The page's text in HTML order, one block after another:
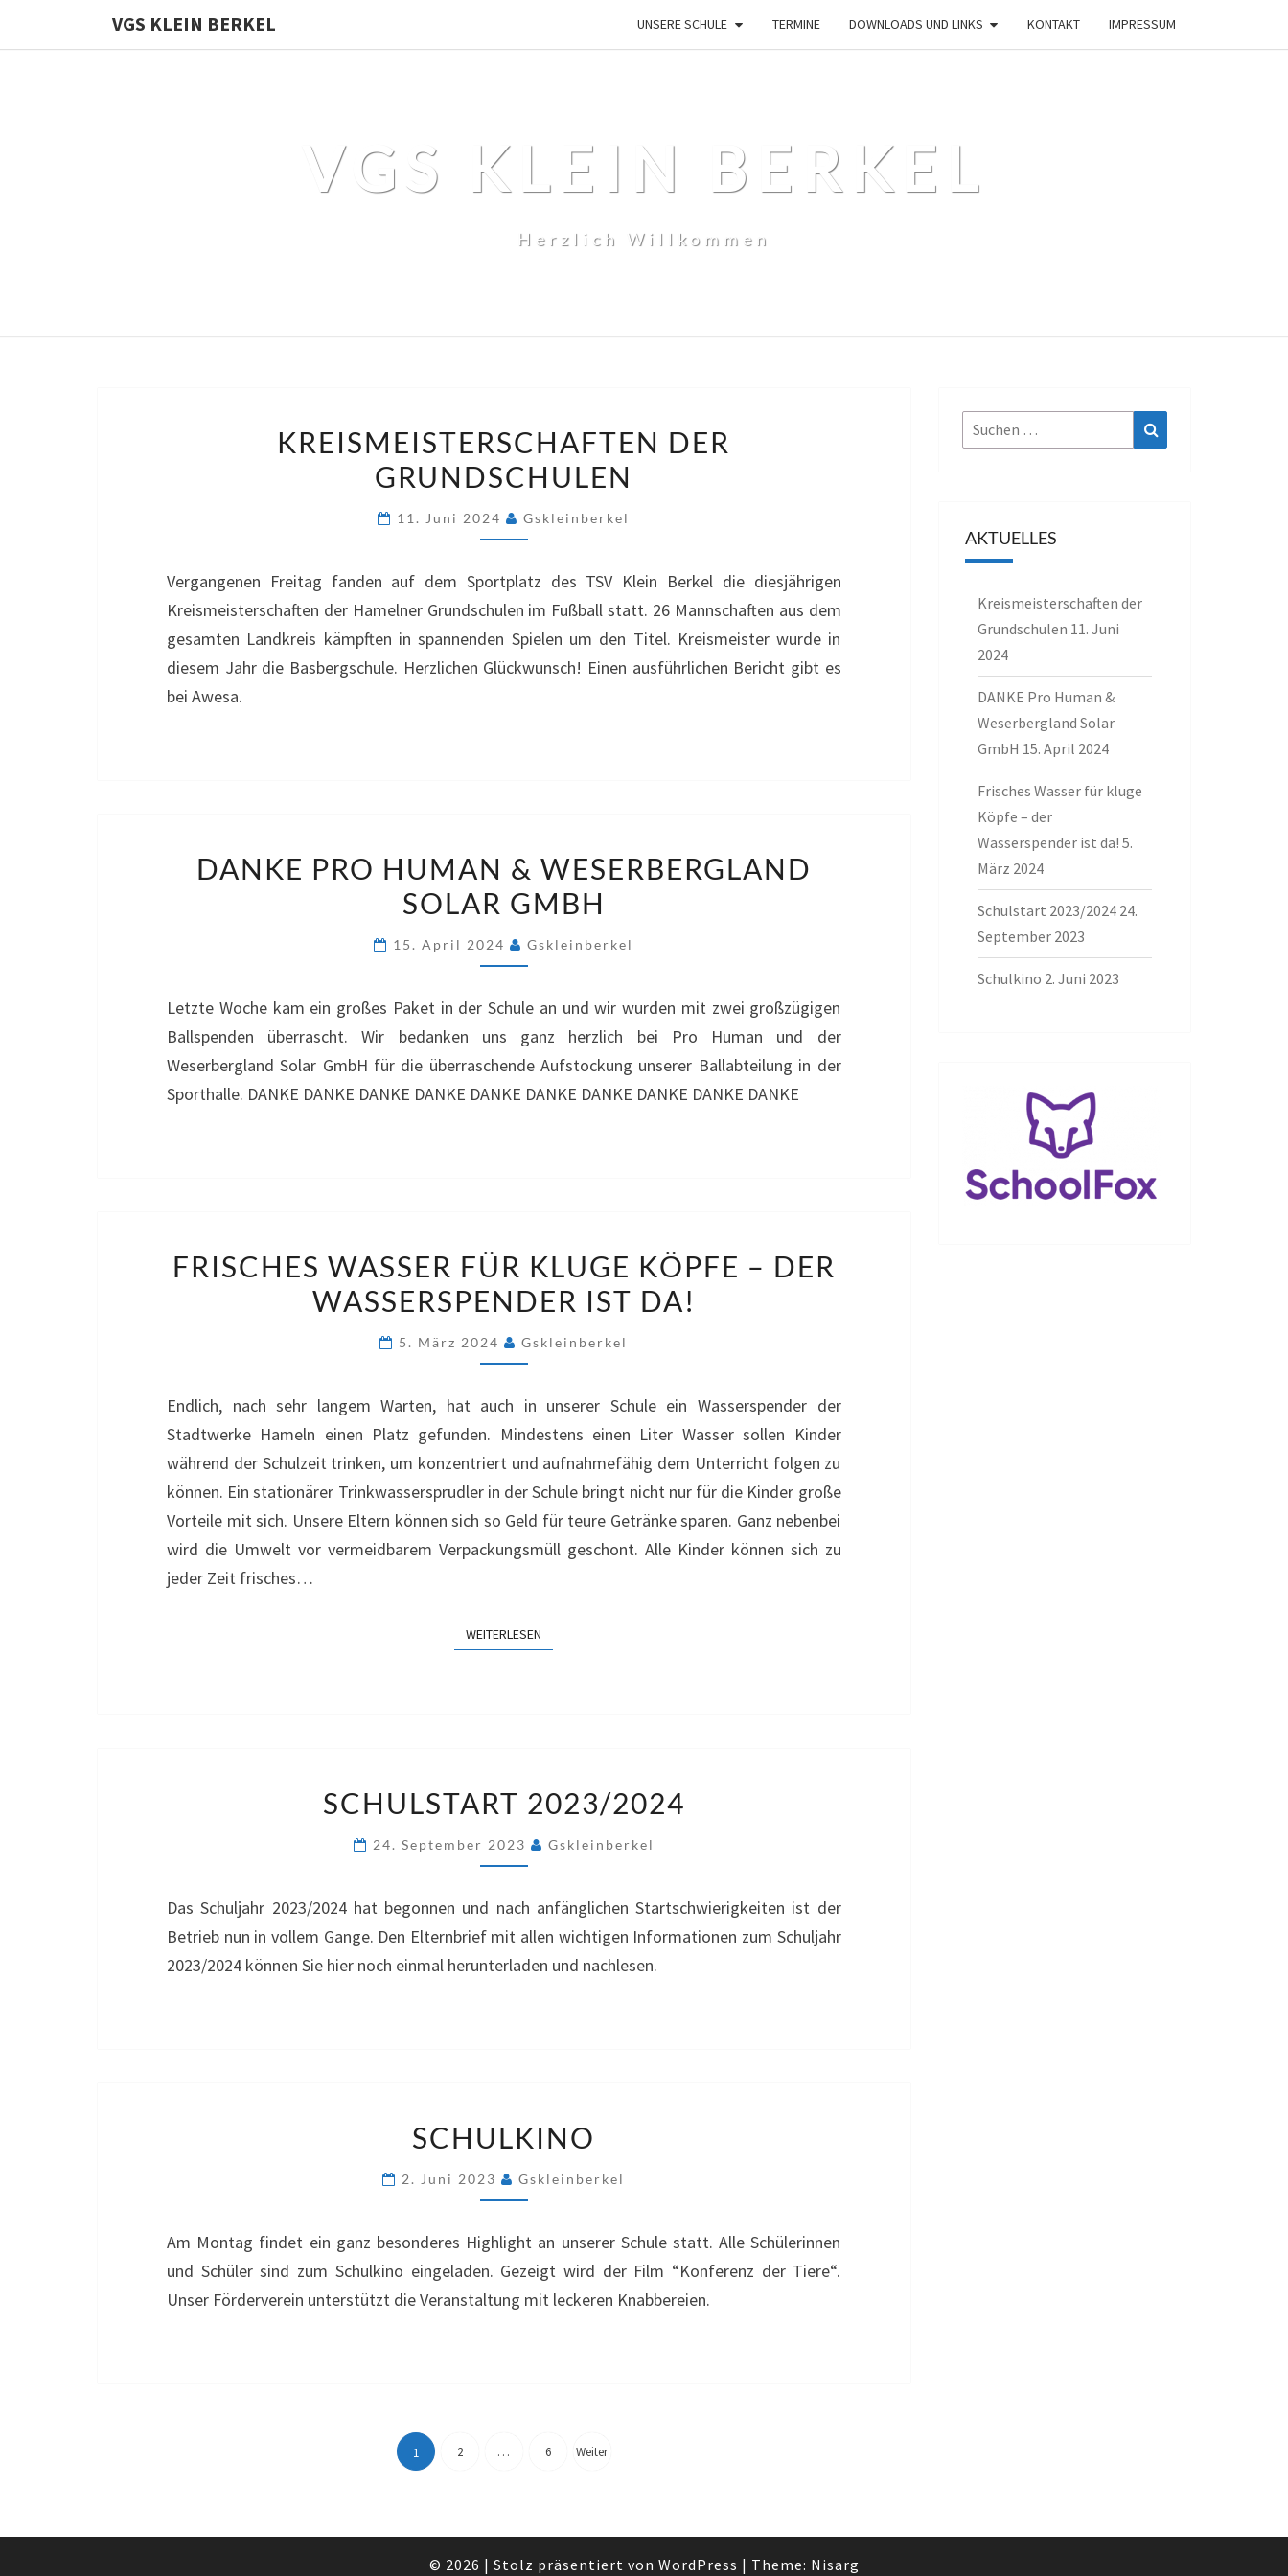
VGS KLEIN BERKEL UNSERE SCHULE TERMINE DOWNLOADS UND LINKS KONTAKT IMPRESSUM
VGS KLEIN BERKEL
Herzlich Willkommen
DER
GRUNDSCHULEN
KREISMEISTERSCHAFTEN DER
GRUNDSCHULEN
11. Juni 2024 Gskleinberkel
Vergangenen Freitag fanden auf dem Sportplatz des TSV Klein Berkel die diesjährigen
Kreismeisterschaften der Hamelner Grundschulen im Fußball statt. 26 Mannschaften aus dem
gesamten Landkreis kämpften in spannenden Spielen um den Titel. Kreismeister wurde in
diesem Jahr die Basbergschule. Herzlichen Glückwunsch! Einen ausführlichen Bericht gibt es
bei Awesa.
PRO
HUMAN
WESERBERGLAND
GMBH
DANKE PRO HUMAN & WESERBERGLAND
SOLAR GMBH
15. April 2024 Gskleinberkel
Letzte Woche kam ein großes Paket in der Schule an und wir wurden mit zwei großzügigen
Ballspenden überrascht. Wir bedanken uns ganz herzlich bei Pro Human und der
Weserbergland Solar GmbH für die überraschende Aufstockung unserer Ballabteilung in der
Sporthalle. DANKE DANKE DANKE DANKE DANKE DANKE DANKE DANKE DANKE DANKE
WASSER
FÜR
KÖPFE
DER
WASSERSPENDER
IST
DA!
FRISCHES WASSER FÜR KLUGE KÖPFE – DER
WASSERSPENDER IST DA!
5. März 2024 Gskleinberkel
Endlich, nach sehr langem Warten, hat auch in unserer Schule ein Wasserspender der
Stadtwerke Hameln einen Platz gefunden. Mindestens einen Liter Wasser sollen Kinder
während der Schulzeit trinken, um konzentriert und aufnahmefähig dem Unterricht folgen zu
können. Ein stationärer Trinkwassersprudler in der Schule bringt nicht nur für die Kinder große
Vorteile mit sich. Unsere Eltern können sich so Geld für teure Getränke sparen. Ganz nebenbei
wird die Umwelt vor vermeidbarem Verpackungsmüll geschont. Alle Kinder können sich zu
jeder Zeit frisches…
WEITERLESEN
2023/2024
SCHULSTART 2023/2024
24. September 2023 Gskleinberkel
Das Schuljahr 2023/2024 hat begonnen und nach anfänglichen Startschwierigkeiten ist der
Betrieb nun in vollem Gange. Den Elternbrief mit allen wichtigen Informationen zum Schuljahr
2023/2024 können Sie hier noch einmal herunterladen und nachlesen.
SCHULKINO
2. Juni 2023 Gskleinberkel
Am Montag findet ein ganz besonderes Highlight an unserer Schule statt. Alle Schülerinnen
und Schüler sind zum Schulkino eingeladen. Gezeigt wird der Film “Konferenz der Tiere“.
Unser Förderverein unterstützt die Veranstaltung mit leckeren Knabbereien.
1 2 … 6 Weiter
Suchen
nach:
AKTUELLES
Kreismeisterschaften der
Grundschulen 11. Juni
2024
DANKE Pro Human &
Weserbergland Solar
GmbH 15. April 2024
Frisches Wasser für kluge
Köpfe – der
Wasserspender ist da! 5.
März 2024
Schulstart 2023/2024 24.
September 2023
Schulkino 2. Juni 2023
© 2026 | Stolz präsentiert von WordPress | Theme: Nisarg